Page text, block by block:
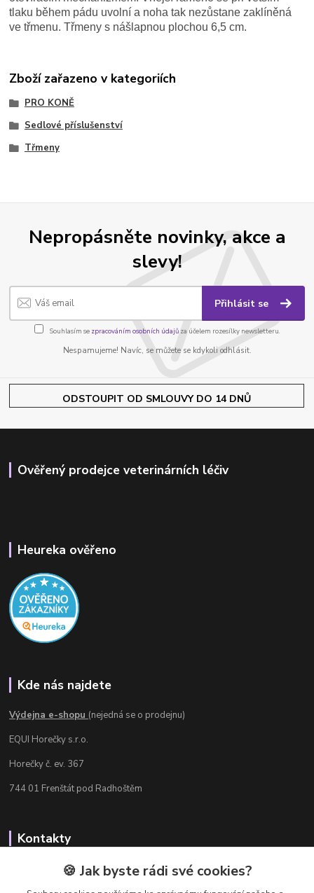
tlaku během pádu uvolní a noha tak nezůstane zaklíněná
ve třmenu.Třmeny s nášlapnou plochou 6,5 cm.
Zboží zařazeno v kategoriích
PRO KONĚ
Sedlové příslušenství
Třmeny
Nepropásněte novinky, akce a
slevy!
Přihlásit se
Souhlasím se zpracováním osobních údajůza účelem rozesílky newsletteru.
Nespamujeme! Navíc, se můžete se kdykoli odhlásit.
ODSTOUPIT OD SMLOUVY DO 14 DNŮ
Ověřený prodejce veterinárních léčiv
Heureka ověřeno
Kde nás najdete
Výdejna e-shopu (nejedná se o prodejnu)
EQUI Horečky s.r.o.
Horečky č. ev. 367
744 01 Frenštát pod Radhoštěm
Kontakty
Radka Chamrádová
+420 737 484 708
🍪 Jak byste rádi své cookies?